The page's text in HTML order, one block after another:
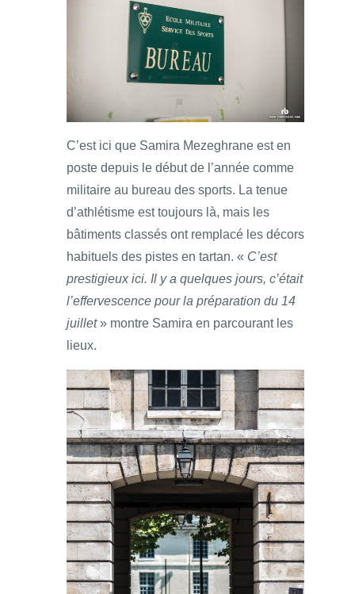
C’est ici que Samira Mezeghrane est en
poste depuis le début de l’année comme
militaire au bureau des sports. La tenue
d’athlétisme est toujours là, mais les
bâtiments classés ont remplacé les décors
habituels des pistes en tartan. « C’est
prestigieux ici. Il y a quelques jours, c’était
l’effervescence pour la préparation du 14
juillet» montre Samira en parcourant les
lieux.